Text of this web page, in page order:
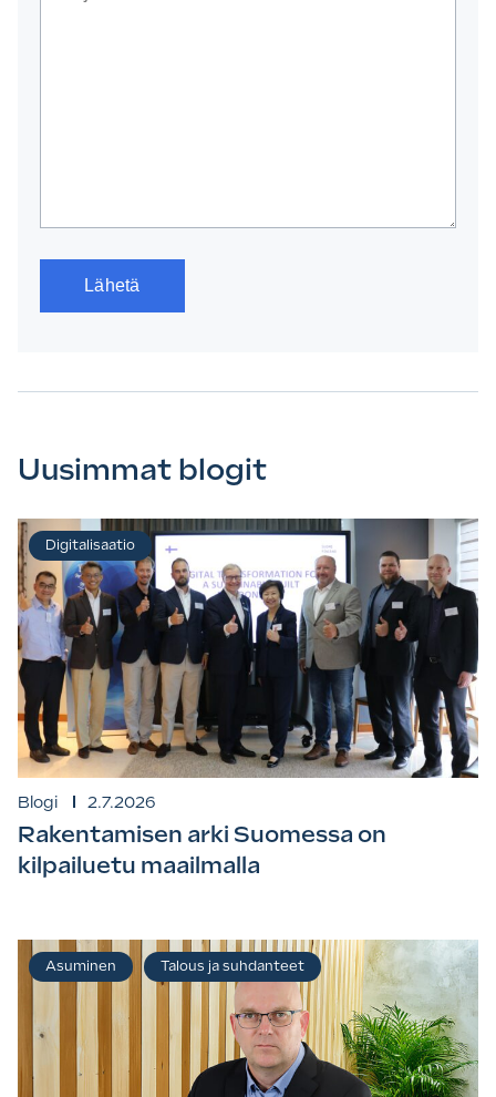
Uusimmat blogit
Blogi 2.7.2026
Rakentamisen arki Suomessa on
kilpailuetu maailmalla
Digitalisaatio
Asuminen Talous ja suhdanteet